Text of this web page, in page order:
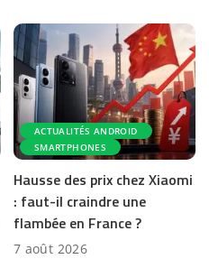
ACTUALITÉS ANDROID
SMARTPHONES
Hausse des prix chez Xiaomi
: faut-il craindre une
flambée en France ?
7 août 2026